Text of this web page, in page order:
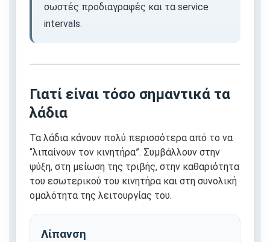
σωστές προδιαγραφές και τα service
intervals.
Γιατί είναι τόσο σημαντικά τα
λάδια
Τα λάδια κάνουν πολύ περισσότερα από το να
“λιπαίνουν τον κινητήρα”. Συμβάλλουν στην
ψύξη, στη μείωση της τριβής, στην καθαριότητα
του εσωτερικού του κινητήρα και στη συνολική
ομαλότητα της λειτουργίας του.
Λίπανση